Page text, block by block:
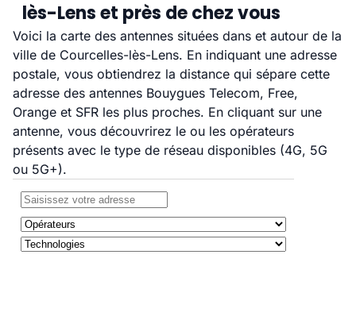
lès-Lens et près de chez vous
Voici la carte des antennes situées dans et autour de la
ville de Courcelles-lès-Lens. En indiquant une adresse
postale, vous obtiendrez la distance qui sépare cette
adresse des antennes Bouygues Telecom, Free,
Orange et SFR les plus proches. En cliquant sur une
antenne, vous découvrirez le ou les opérateurs
présents avec le type de réseau disponibles (4G, 5G
ou 5G+).